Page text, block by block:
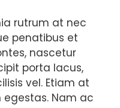
rutrum at nec
penatibus et
nascetur
porta lacus,
vel. Etiam at
Nam ac